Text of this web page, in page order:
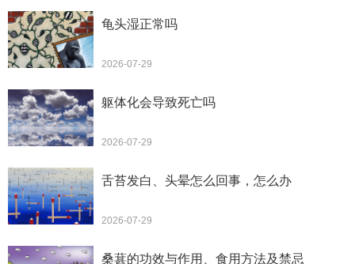
龟头湿正常吗
2026-07-29
躯体化会导致死亡吗
2026-07-29
舌苔发白、头晕怎么回事，怎么办
2026-07-29
桑葚的功效与作用、食用方法及禁忌